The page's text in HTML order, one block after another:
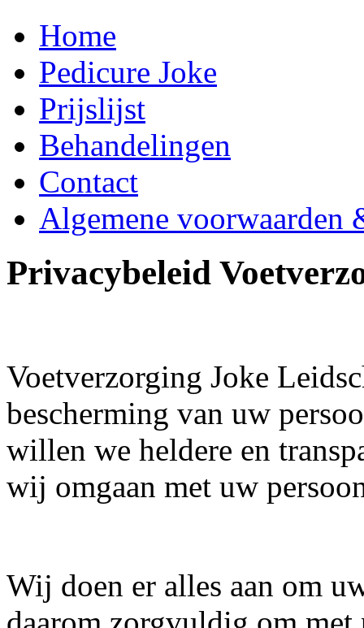
Home
Pedicure Joke
Prijslijst
Behandelingen
Contact
Algemene voorwaarden
Privacybeleid
Voetverzorging Joke
bescherming van uw
willen we heldere en
wij omgaan met uw
Wij doen er alles aan om